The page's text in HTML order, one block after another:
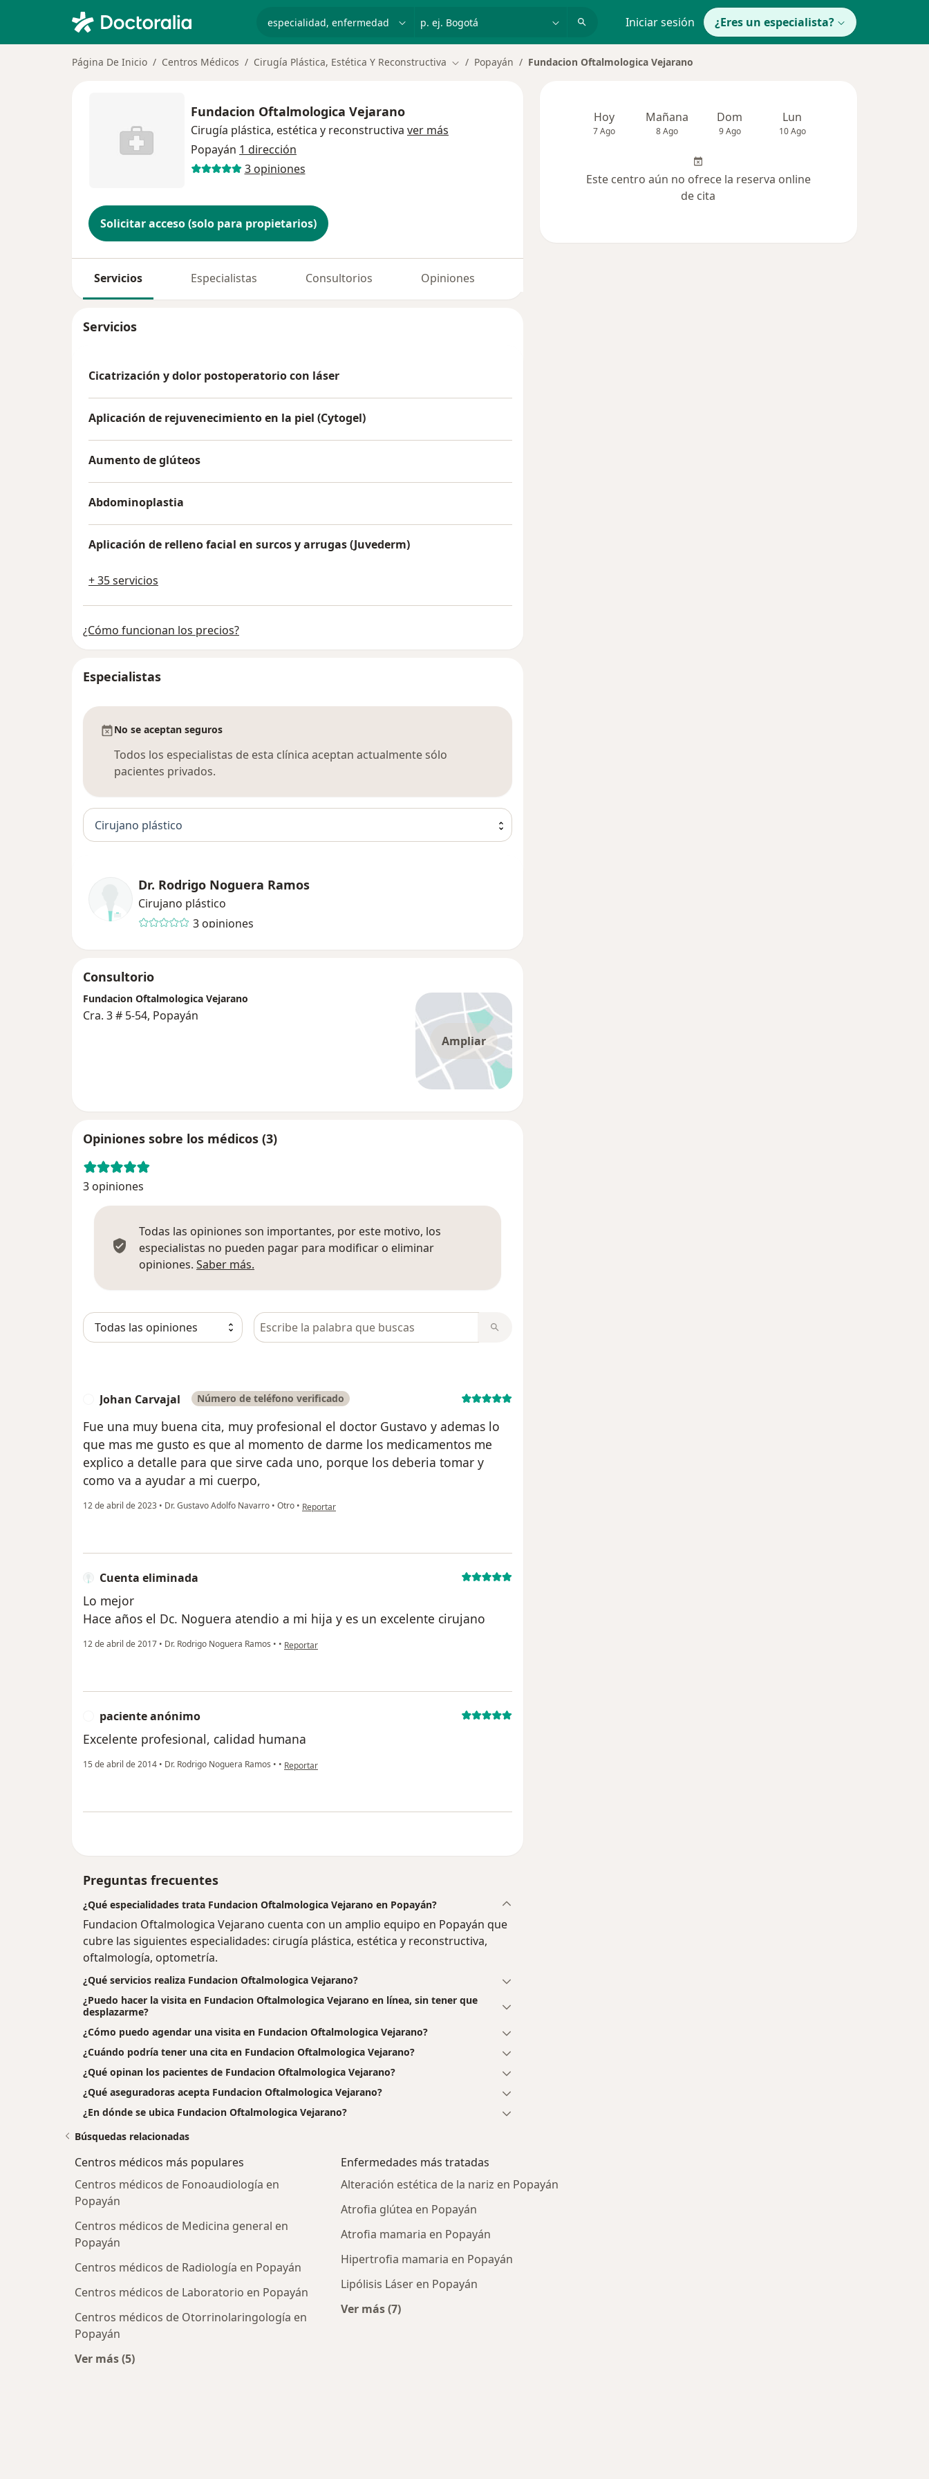
p. ej. Bogotá Iniciar sesión ¿Eres un especialista?
Página De Inicio Centros Médicos Cirugía Plástica, Estética Y Reconstructiva Cambiar de ciudad
Popayán Fundacion Oftalmologica Vejarano
Fundacion Oftalmologica Vejarano
Cirugía plástica, estética y reconstructiva ver más
Popayán 1 dirección
3 opiniones
Solicitar acceso (solo para propietarios)
Servicios Especialistas Consultorios Opiniones
Servicios
Cicatrización y dolor postoperatorio con láser
Aplicación de rejuvenecimiento en la piel (Cytogel)
Aumento de glúteos
Abdominoplastia
Aplicación de relleno facial en surcos y arrugas (Juvederm)
+ 35 servicios
¿Cómo funcionan los precios?
Especialistas
No se aceptan seguros
Todos los especialistas de esta clínica aceptan actualmente sólo
pacientes privados.
Cirujano plástico
Dr. Rodrigo Noguera Ramos
Cirujano plástico
3 opiniones
Consultorio
Ampliar
Fundacion Oftalmologica Vejarano
Cra. 3 # 5-54, Popayán
Opiniones sobre los médicos (3)
3 opiniones
Todas las opiniones son importantes, por este motivo, los
especialistas no pueden pagar para modificar o eliminar
opiniones. Saber más.
Busca en opiniones
Johan Carvajal Número de teléfono verificado
Fue una muy buena cita, muy profesional el doctor Gustavo y ademas lo
que mas me gusto es que al momento de darme los medicamentos me
explico a detalle para que sirve cada uno, porque los deberia tomar y
como va a ayudar a mi cuerpo,
12 de abril de 2023 • Dr. Gustavo Adolfo Navarro • Otro • en opinión del usuario Johan Carvajal
Reportar
Cuenta eliminada
Lo mejor
Hace años el Dc. Noguera atendio a mi hija y es un excelente cirujano
12 de abril de 2017 • Dr. Rodrigo Noguera Ramos • • en opinión del usuario Cuenta eliminada
Reportar
paciente anónimo
Excelente profesional, calidad humana
15 de abril de 2014 • Dr. Rodrigo Noguera Ramos • • en opinión del usuario paciente anónimo
Reportar
Preguntas frecuentes
¿Qué especialidades trata Fundacion Oftalmologica Vejarano en Popayán?
Fundacion Oftalmologica Vejarano cuenta con un amplio equipo en Popayán que
cubre las siguientes especialidades: cirugía plástica, estética y reconstructiva,
oftalmología, optometría.
¿Qué servicios realiza Fundacion Oftalmologica Vejarano?
¿Puedo hacer la visita en Fundacion Oftalmologica Vejarano en línea, sin tener que
desplazarme?
¿Cómo puedo agendar una visita en Fundacion Oftalmologica Vejarano?
¿Cuándo podría tener una cita en Fundacion Oftalmologica Vejarano?
¿Qué opinan los pacientes de Fundacion Oftalmologica Vejarano?
¿Qué aseguradoras acepta Fundacion Oftalmologica Vejarano?
¿En dónde se ubica Fundacion Oftalmologica Vejarano?
Hoy
7 Ago
Mañana
8 Ago
Dom
9 Ago
Lun
10 Ago
Este centro aún no ofrece la reserva online
de cita
Búsquedas relacionadas
Centros médicos más populares
Centros médicos de Fonoaudiología en
Popayán
Centros médicos de Medicina general en
Popayán
Centros médicos de Radiología en Popayán
Centros médicos de Laboratorio en Popayán
Centros médicos de Otorrinolaringología en
Popayán
Ver más (5)
Enfermedades más tratadas
Alteración estética de la nariz en Popayán
Atrofia glútea en Popayán
Atrofia mamaria en Popayán
Hipertrofia mamaria en Popayán
Lipólisis Láser en Popayán
Ver más (7)